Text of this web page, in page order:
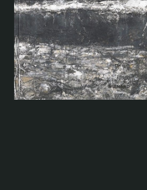
Näyttelyt
Tapahtumat